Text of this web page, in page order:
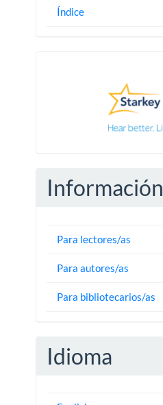
Índice
Información
Para lectores/as
Para autores/as
Para bibliotecarios/as
Idioma